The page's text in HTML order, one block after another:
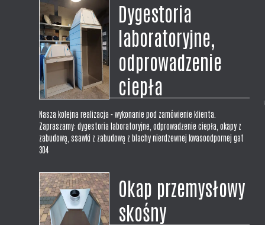
Dygestoria
laboratoryjne,
odprowadzenie
ciepła
Nasza kolejna realizacja - wykonanie pod zamówienie klienta.
Zapraszamy: dygestoria laboratoryjne, odprowadzenie ciepła, okapy z
zabudową, ssawki z zabudową z blachy nierdzewnej kwasoodpornej gat
304
Okap przemysłowy
skośny